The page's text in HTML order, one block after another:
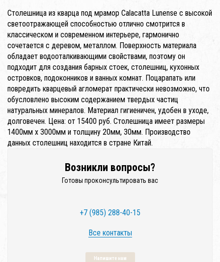
Столешница из кварца под мрамор Calacatta Lunense с высокой
светоотражающей способностью отлично смотрится в
классическом и современном интерьере, гармонично
сочетается с деревом, металлом. Поверхность материала
обладает водооталкивающими свойствами, поэтому он
подходит для создания барных стоек, столешниц, кухонных
островков, подоконников и ванных комнат. Поцарапать или
повредить кварцевый агломерат практически невозможно, что
обусловлено высоким содержанием твердых частиц
натуральных минералов. Материал гигиеничен, удобен в уходе,
долговечен. Цена: от 15400 руб. Столешница имеет размеры
1400мм x 3000мм и толщину 20мм, 30мм. Производство
данных столешниц находится в стране Китай.
Возникли вопросы?
Готовы проконсультировать вас
+7 (985) 288-40-15
Все контакты
Напишите нам